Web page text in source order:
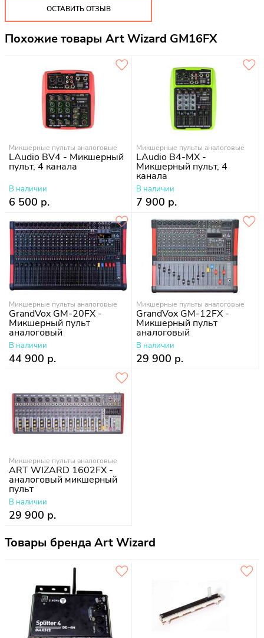
ОСТАВИТЬ ОТЗЫВ
Похожие товары Art Wizard GM16FX
Микшерные пульты аналоговые
LAudio BV4 - Микшерный
пульт, 4 канала
В наличии
6 500 р.
Микшерные пульты аналоговые
LAudio B4-MX -
Микшерный пульт, 4
канала
В наличии
7 900 р.
Микшерные пульты аналоговые
GrandVox GM-20FX -
Микшерный пульт
аналоговый
В наличии
44 900 р.
Микшерные пульты аналоговые
GrandVox GM-12FX -
Микшерный пульт
аналоговый
В наличии
29 900 р.
Микшерные пульты аналоговые
ART WIZARD 1602FX -
аналоговый микшерный
пульт
В наличии
29 900 р.
Товары бренда Art Wizard